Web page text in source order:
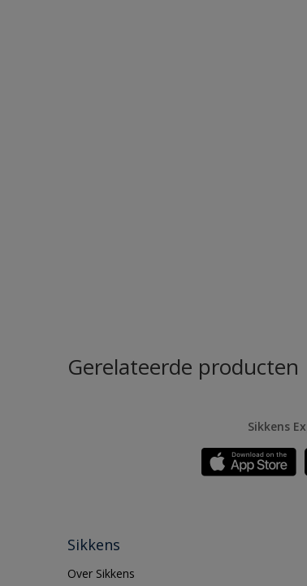
Gerelateerde producten
Sikkens
Sikkens
Over Sikkens